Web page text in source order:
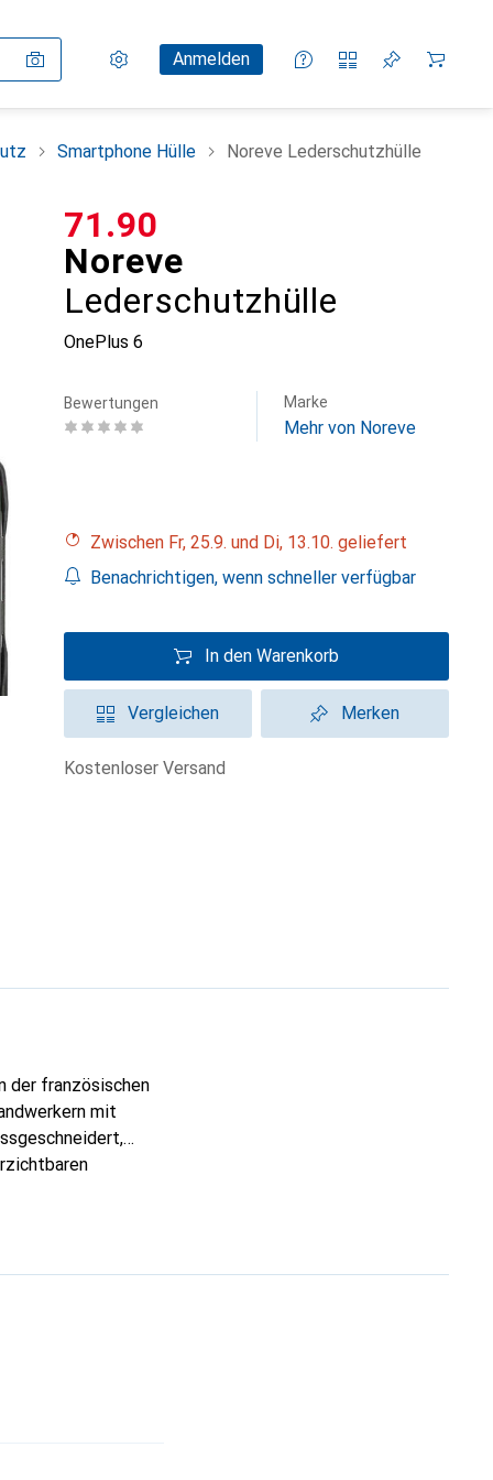
Einstellungen
KundenkontoAnmelden
Vergleichslisten
Merklisten
Warenkorb
Smartphone Hülle Noreve Lederschutzhülle
Noreve
Lederschutzhülle
OnePlus 6
CHF
71.90
Bewertungen Marke
Mehr von Noreve
Zwischen Fr, 25.9. und Di, 13.10. geliefert
Benachrichtigen, wenn schneller verfügbar
In den Warenkorb
Vergleichen Merken
kostenloser Versand
der französischen
mit